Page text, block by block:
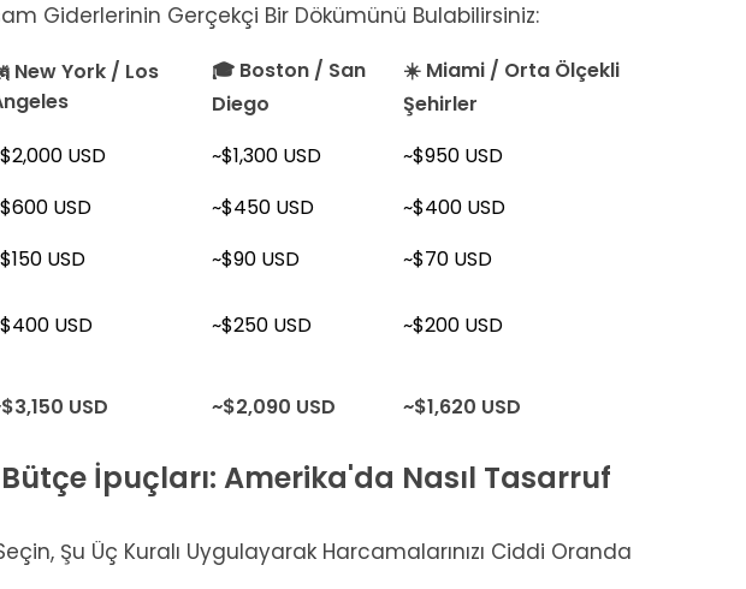
Giderlerinin Gerçekçi Bir Dökümünü Bulabilirsiniz:
New York / Los
🎓 Boston / San
Diego
☀️ Miami / Orta Ölçekli
Şehirler
USD ~$1,300 USD
~$950 USD
USD ~$450 USD
~$400 USD
USD ~$90 USD
~$70 USD
USD ~$250 USD ~$200 USD
USD ~$2,090 USD ~$1,620 USD
İpuçları: Amerika'da Nasıl Tasarruf
Şu Üç Kuralı Uygulayarak Harcamalarınızı Ciddi Oranda